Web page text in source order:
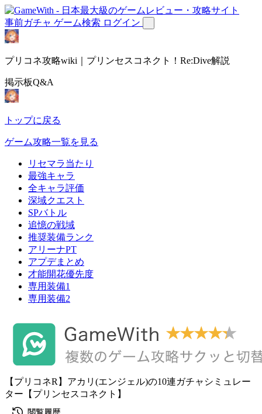
事前ガチャ ゲーム検索 ログイン
プリコネ攻略wiki｜プリンセスコネクト！Re:Dive解説
掲示板Q&A
トップに戻る
ゲーム攻略一覧を見る
リセマラ当たり
最強キャラ
全キャラ評価
深域クエスト
SPバトル
追憶の戦域
推奨装備ランク
アリーナPT
アプデまとめ
才能開花優先度
専用装備1
専用装備2
【プリコネR】アカリ(エンジェル)の10連ガチャシミュレー
ター【プリンセスコネクト】